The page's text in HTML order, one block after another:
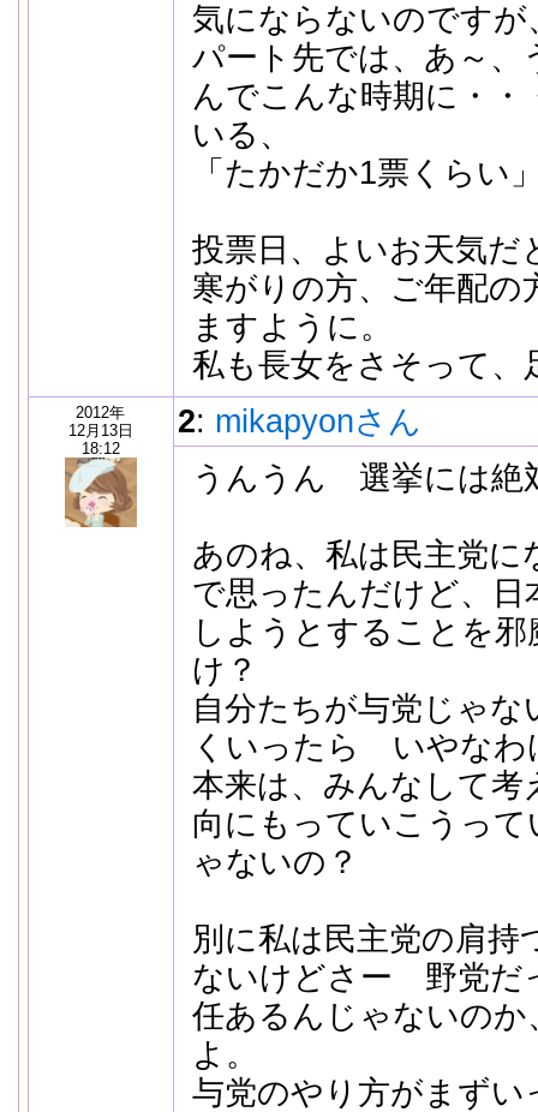
気にならないのですが
パート先では、あ～、
んでこんな時期に・
いる、
「たかだか1票くらい
投票日、よいお天気だ
寒がりの方、ご年配の
ますように。
私も長女をさそって、
2012年
12月13日
18:12
2: mikapyonさん
うんうん 選挙には絶
あのね、私は民主党に
で思ったんだけど、日
しようとすることを
け？
自分たちが与党じゃ
くいったら いやなわ
本来は、みんなして考
向にもっていこうっ
ゃないの？
別に私は民主党の肩
ないけどさー 野党だ
任あるんじゃないの
よ。
与党のやり方がまず